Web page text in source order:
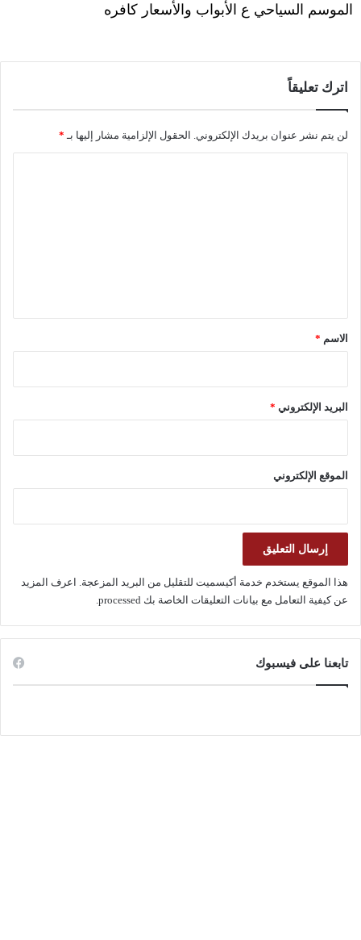
الموسم السياحي ع الأبواب والأسعار كافره
اترك تعليقاً
لن يتم نشر عنوان بريدك الإلكتروني. الحقول الإلزامية مشار إليها بـ *
*
الاسم *
البريد الإلكتروني *
الموقع الإلكتروني
هذا الموقع يستخدم خدمة أكيسميت للتقليل من البريد المزعجة. اعرف المزيد
عن كيفية التعامل مع بيانات التعليقات الخاصة بك processed
تابعنا على فيسبوك